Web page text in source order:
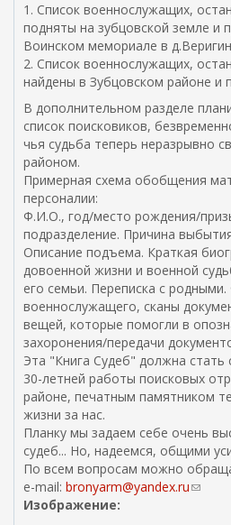
1. Список военнослужащих,
подняты на зубцовской земле и
Воинском мемориале в
2. Список военнослужащих,
найдены в Зубцовском районе и
В дополнительном разделе
список поисковиков,
чья судьба теперь неразрывно
районом.
Примерная схема обобщения
персоналии:
Ф.И.О., год/место рождения/
подразделение. Причина
Описание подъема. Краткая
довоенной жизни и военной
его семьи. Переписка с
военнослужащего, сканы
вещей, которые помогли в
захоронения/передачи
Эта "Книга Судеб" должна
30-летней работы поисковых
районе, печатным памятником
жизни за нас.
Планку мы задаем себе очень
судеб... Но, надеемся, общими
По всем вопросам можно
e-mail: bronyarm@yandex.ru(
Изображение: